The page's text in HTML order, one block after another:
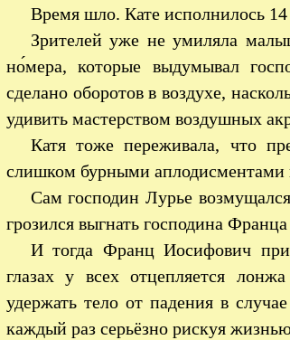
Время шло. Кате исполнилось 14
Зрителей уже не умиляла
но́мера, которые выдумывал
сделано оборотов в воздухе,
удивить мастерством воздушных
Катя тоже переживала, что
слишком бурными аплодисментами
Сам господин Лурье
грозился выгнать господина
И тогда Франц Иосифович
глазах у всех отцепляется
удержать тело от падения в
каждый раз серьёзно рискуя